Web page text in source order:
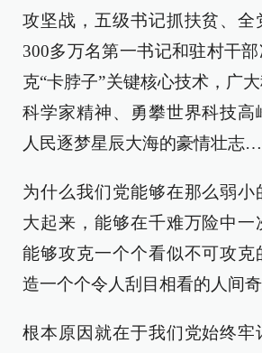
攻坚战，五级书记抓扶贫、全
300多万名第一书记和驻村干
克“卡脖子”关键核心技术，广
科学家精神、勇攀世界科技高
人民逐梦星辰大海的豪情壮志
为什么我们党能够在那么弱小
大起来，能够在千难万险中一
能够攻克一个个看似不可攻克
造一个个令人刮目相看的人间奇
根本原因就在于我们党始终牢